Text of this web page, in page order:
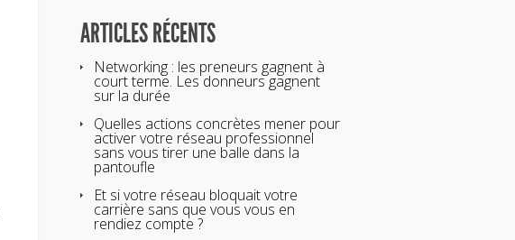
ARTICLES RÉCENTS
Networking : les preneurs gagnent à
court terme. Les donneurs gagnent
sur la durée
Quelles actions concrètes mener pour
activer votre réseau professionnel
sans vous tirer une balle dans la
pantoufle
Et si votre réseau bloquait votre
carrière sans que vous vous en
rendiez compte ?